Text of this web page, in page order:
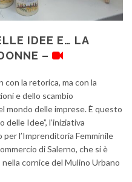
IDEE E… LA
–
con la retorica, ma con la
e dello scambio
mondo delle imprese. È questo
delle Idee”, l’iniziativa
l’Imprenditoria Femminile
di Salerno, che si è
cornice del Mulino Urbano